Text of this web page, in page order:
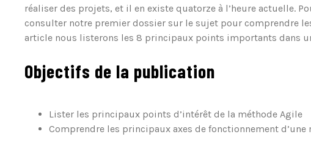
réaliser des projets, et il en existe quatorze à l’heure actuelle.
consulter notre premier dossier sur le sujet pour comprendre
article nous listerons les 8 principaux points importants dans
Objectifs de la publication
Lister les principaux points d’intérêt de la méthode Agile
Comprendre les principaux axes de fonctionnement